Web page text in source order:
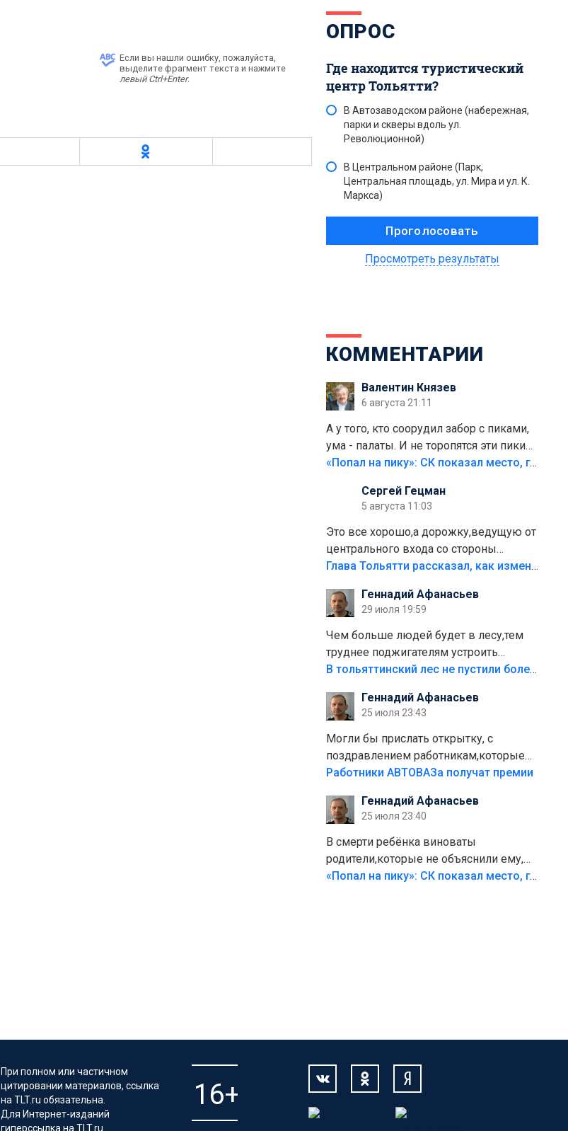
Если вы нашли ошибку, пожалуйста,
выделите фрагмент текста и нажмите
левый Ctrl+Enter.
ОПРОС
Где находится туристический
центр Тольятти?
В Автозаводском районе (набережная,
парки и скверы вдоль ул.
Революционной)
В Центральном районе (Парк,
Центральная площадь, ул. Мира и ул. К.
Маркса)
Просмотреть результаты
КОММЕНТАРИИ
Валентин Князев
6 августа 21:11
А у того, кто соорудил забор с пиками,
ума - палаты. И не торопятся эти пики
срезать
«Попал на пику»: СК показал место, где был смертельно травмирован ребенок в Тольятти
Сергей Гецман
5 августа 11:03
Это все хорошо,а дорожку,ведущую от
центрального входа со стороны
кафе"Мираж" к аттракционам слабо
плитки не хватило,т.к.осенью и зимой
лежала в парке и испортилась.Да
еще,видимо,часть украли.
Глава Тольятти рассказал, как изменится парк Центрального района
Геннадий Афанасьев
29 июля 19:59
Чем больше людей будет в лесу,тем
труднее поджигателям устроить
пожар.Тех кто разводит костры,тех
полно стоит,почему водители всё
равно едут в лес? Штрафы мизерные.
В тольяттинский лес не пустили более тысячи автомобилей
Геннадий Афанасьев
25 июля 23:43
Могли бы прислать открытку, с
поздравлением работникам,которые
больше сорока лет отработали на
Работники АВТОВАЗа получат премии
Геннадий Афанасьев
25 июля 23:40
В смерти ребёнка виноваты
родители,которые не объяснили ему,
что такое хорошо и что такое плохо!
«Попал на пику»: СК показал место, где был смертельно травмирован ребенок в Тольятти
При полном или частичном
цитировании материалов, ссылка
на TLT.ru обязательна.
Для Интернет-изданий
гиперссылка на TLT.ru